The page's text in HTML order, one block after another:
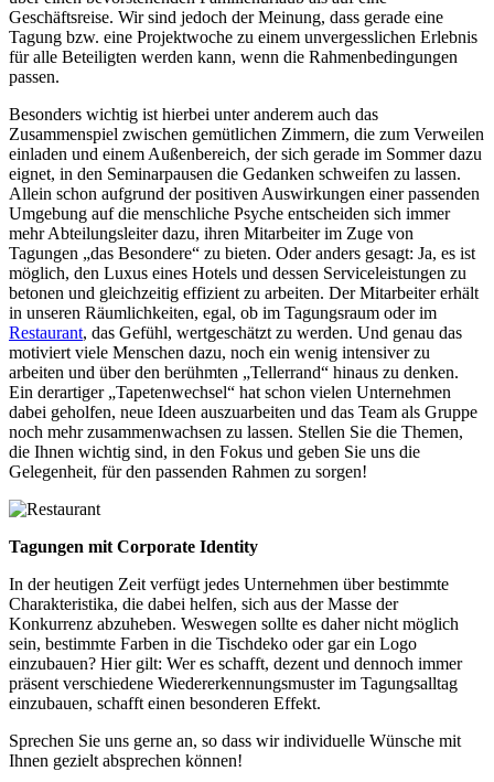
Geschäftsreise. Wir sind jedoch der Meinung, dass gerade eine
Tagung bzw. eine Projektwoche zu einem unvergesslichen Erlebnis
für alle Beteiligten werden kann, wenn die Rahmenbedingungen
passen.
Besonders wichtig ist hierbei unter anderem auch das
Zusammenspiel zwischen gemütlichen Zimmern, die zum Verweilen
einladen und einem Außenbereich, der sich gerade im Sommer dazu
eignet, in den Seminarpausen die Gedanken schweifen zu lassen.
Allein schon aufgrund der positiven Auswirkungen einer passenden
Umgebung auf die menschliche Psyche entscheiden sich immer
mehr Abteilungsleiter dazu, ihren Mitarbeiter im Zuge von
Tagungen „das Besondere“ zu bieten. Oder anders gesagt: Ja, es ist
möglich, den Luxus eines Hotels und dessen Serviceleistungen zu
betonen und gleichzeitig effizient zu arbeiten. Der Mitarbeiter erhält
in unseren Räumlichkeiten, egal, ob im Tagungsraum oder im
Restaurant, das Gefühl, wertgeschätzt zu werden. Und genau das
motiviert viele Menschen dazu, noch ein wenig intensiver zu
arbeiten und über den berühmten „Tellerrand“ hinaus zu denken.
Ein derartiger „Tapetenwechsel“ hat schon vielen Unternehmen
dabei geholfen, neue Ideen auszuarbeiten und das Team als Gruppe
noch mehr zusammenwachsen zu lassen. Stellen Sie die Themen,
die Ihnen wichtig sind, in den Fokus und geben Sie uns die
Gelegenheit, für den passenden Rahmen zu sorgen!
Tagungen mit Corporate Identity
In der heutigen Zeit verfügt jedes Unternehmen über bestimmte
Charakteristika, die dabei helfen, sich aus der Masse der
Konkurrenz abzuheben. Weswegen sollte es daher nicht möglich
sein, bestimmte Farben in die Tischdeko oder gar ein Logo
einzubauen? Hier gilt: Wer es schafft, dezent und dennoch immer
präsent verschiedene Wiedererkennungsmuster im Tagungsalltag
einzubauen, schafft einen besonderen Effekt.
Sprechen Sie uns gerne an, so dass wir individuelle Wünsche mit
Ihnen gezielt absprechen können!